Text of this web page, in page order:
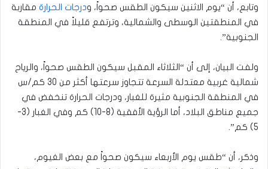
وتابع، أن “يوم الاثنين سيكون الطقس صحواً، ودرجات الحرارة مقاربة
في المنطقتين الوسطى والشمالية، وترتفع قليلاً في المنطقة
الجنوبية”.
ولفت البيان، إلى أن “الثلاثاء المقبل سيكون الطقس صحواً، والرياح
شمالية غربية معتدلة السرعة تتجاوز سرعتها أكثر من 30 كم/س
في المنطقة الجنوبية مثيرة للغبار، ودرجات الحرارة تنخفض في
جميع مناطق البلاد، أما الرؤية الأفقية (8-10) كم وفي الغبار (3-
5) كم”.
وذكر، أن “طقس يوم الأربعاء سيكون صحواً مع بعض الغيوم،